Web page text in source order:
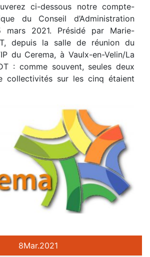
ci-dessous notre compte-
du Conseil d’Administration
mars 2021. Présidé par Marie-
depuis la salle de réunion du
du Cerema, à Vaulx-en-Velin/La
: comme souvent, seules deux
collectivités sur les cinq étaient
8Mar.2021